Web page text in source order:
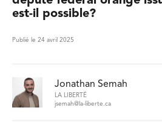
est-il possible?
Publié le 24 avril 2025
Jonathan Semah
LA LIBERTÉ
jsemah@la-liberte.ca